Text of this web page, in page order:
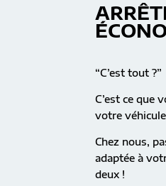
“C’est tout ?”
C’est ce que
votre
Chez nous,
adaptée à
deux !